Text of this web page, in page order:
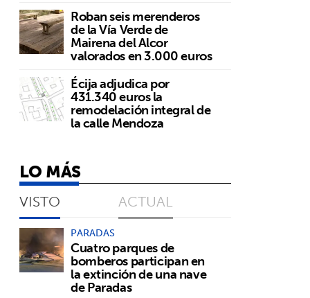
Roban seis merenderos
de la Vía Verde de
Mairena del Alcor
valorados en 3.000 euros
Écija adjudica por
431.340 euros la
remodelación integral de
la calle Mendoza
LO MÁS
VISTO ACTUAL
PARADAS
Cuatro parques de
bomberos participan en
la extinción de una nave
de Paradas